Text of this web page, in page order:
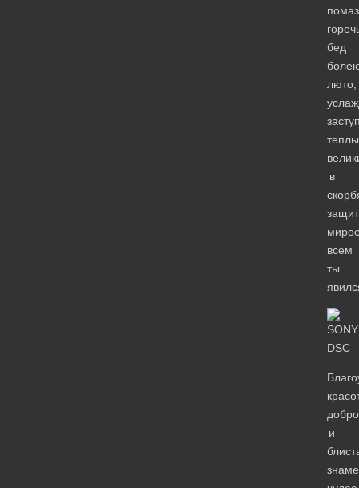
бед
люто,
в
всем
ты
и